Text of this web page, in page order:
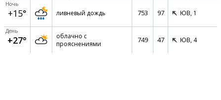
Ночь
+15° ливневый дождь 753 97 ЮВ, 1
День
+27°
облачно с
прояснениями
749 47 ЮВ, 4